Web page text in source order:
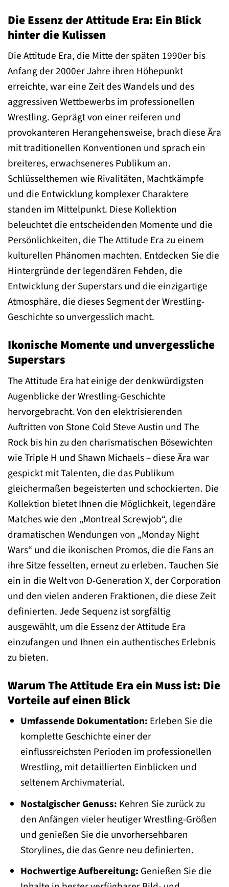
Die Essenz der Attitude Era: Ein Blick
hinter die Kulissen
Die Attitude Era, die Mitte der späten 1990er bis
Anfang der 2000er Jahre ihren Höhepunkt
erreichte, war eine Zeit des Wandels und des
aggressiven Wettbewerbs im professionellen
Wrestling. Geprägt von einer reiferen und
provokanteren Herangehensweise, brach diese Ära
mit traditionellen Konventionen und sprach ein
breiteres, erwachseneres Publikum an.
Schlüsselthemen wie Rivalitäten, Machtkämpfe
und die Entwicklung komplexer Charaktere
standen im Mittelpunkt. Diese Kollektion
beleuchtet die entscheidenden Momente und die
Persönlichkeiten, die The Attitude Era zu einem
kulturellen Phänomen machten. Entdecken Sie die
Hintergründe der legendären Fehden, die
Entwicklung der Superstars und die einzigartige
Atmosphäre, die dieses Segment der Wrestling-
Geschichte so unvergesslich macht.
Ikonische Momente und unvergessliche
Superstars
The Attitude Era hat einige der denkwürdigsten
Augenblicke der Wrestling-Geschichte
hervorgebracht. Von den elektrisierenden
Auftritten von Stone Cold Steve Austin und The
Rock bis hin zu den charismatischen Bösewichten
wie Triple H und Shawn Michaels – diese Ära war
gespickt mit Talenten, die das Publikum
gleichermaßen begeisterten und schockierten. Die
Kollektion bietet Ihnen die Möglichkeit, legendäre
Matches wie den „Montreal Screwjob“, die
dramatischen Wendungen von „Monday Night
Wars“ und die ikonischen Promos, die die Fans an
ihre Sitze fesselten, erneut zu erleben. Tauchen Sie
ein in die Welt von D-Generation X, der Corporation
und den vielen anderen Fraktionen, die diese Zeit
definierten. Jede Sequenz ist sorgfältig
ausgewählt, um die Essenz der Attitude Era
einzufangen und Ihnen ein authentisches Erlebnis
zu bieten.
Warum The Attitude Era ein Muss ist: Die
Vorteile auf einen Blick
Umfassende Dokumentation: Erleben Sie die
komplette Geschichte einer der
einflussreichsten Perioden im professionellen
Wrestling, mit detaillierten Einblicken und
seltenem Archivmaterial.
Nostalgischer Genuss: Kehren Sie zurück zu
den Anfängen vieler heutiger Wrestling-Größen
und genießen Sie die unvorhersehbaren
Storylines, die das Genre neu definierten.
Hochwertige Aufbereitung: Genießen Sie die